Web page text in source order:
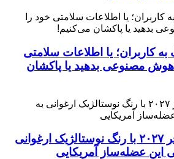
به کاربران؛ یا اطلاعات سلامتی
مصنوعی بدهید یا پاکشان
رونمایی از دوج چارجر ۲۰۲۷ با رنگ نوستالژیک ارغوانی